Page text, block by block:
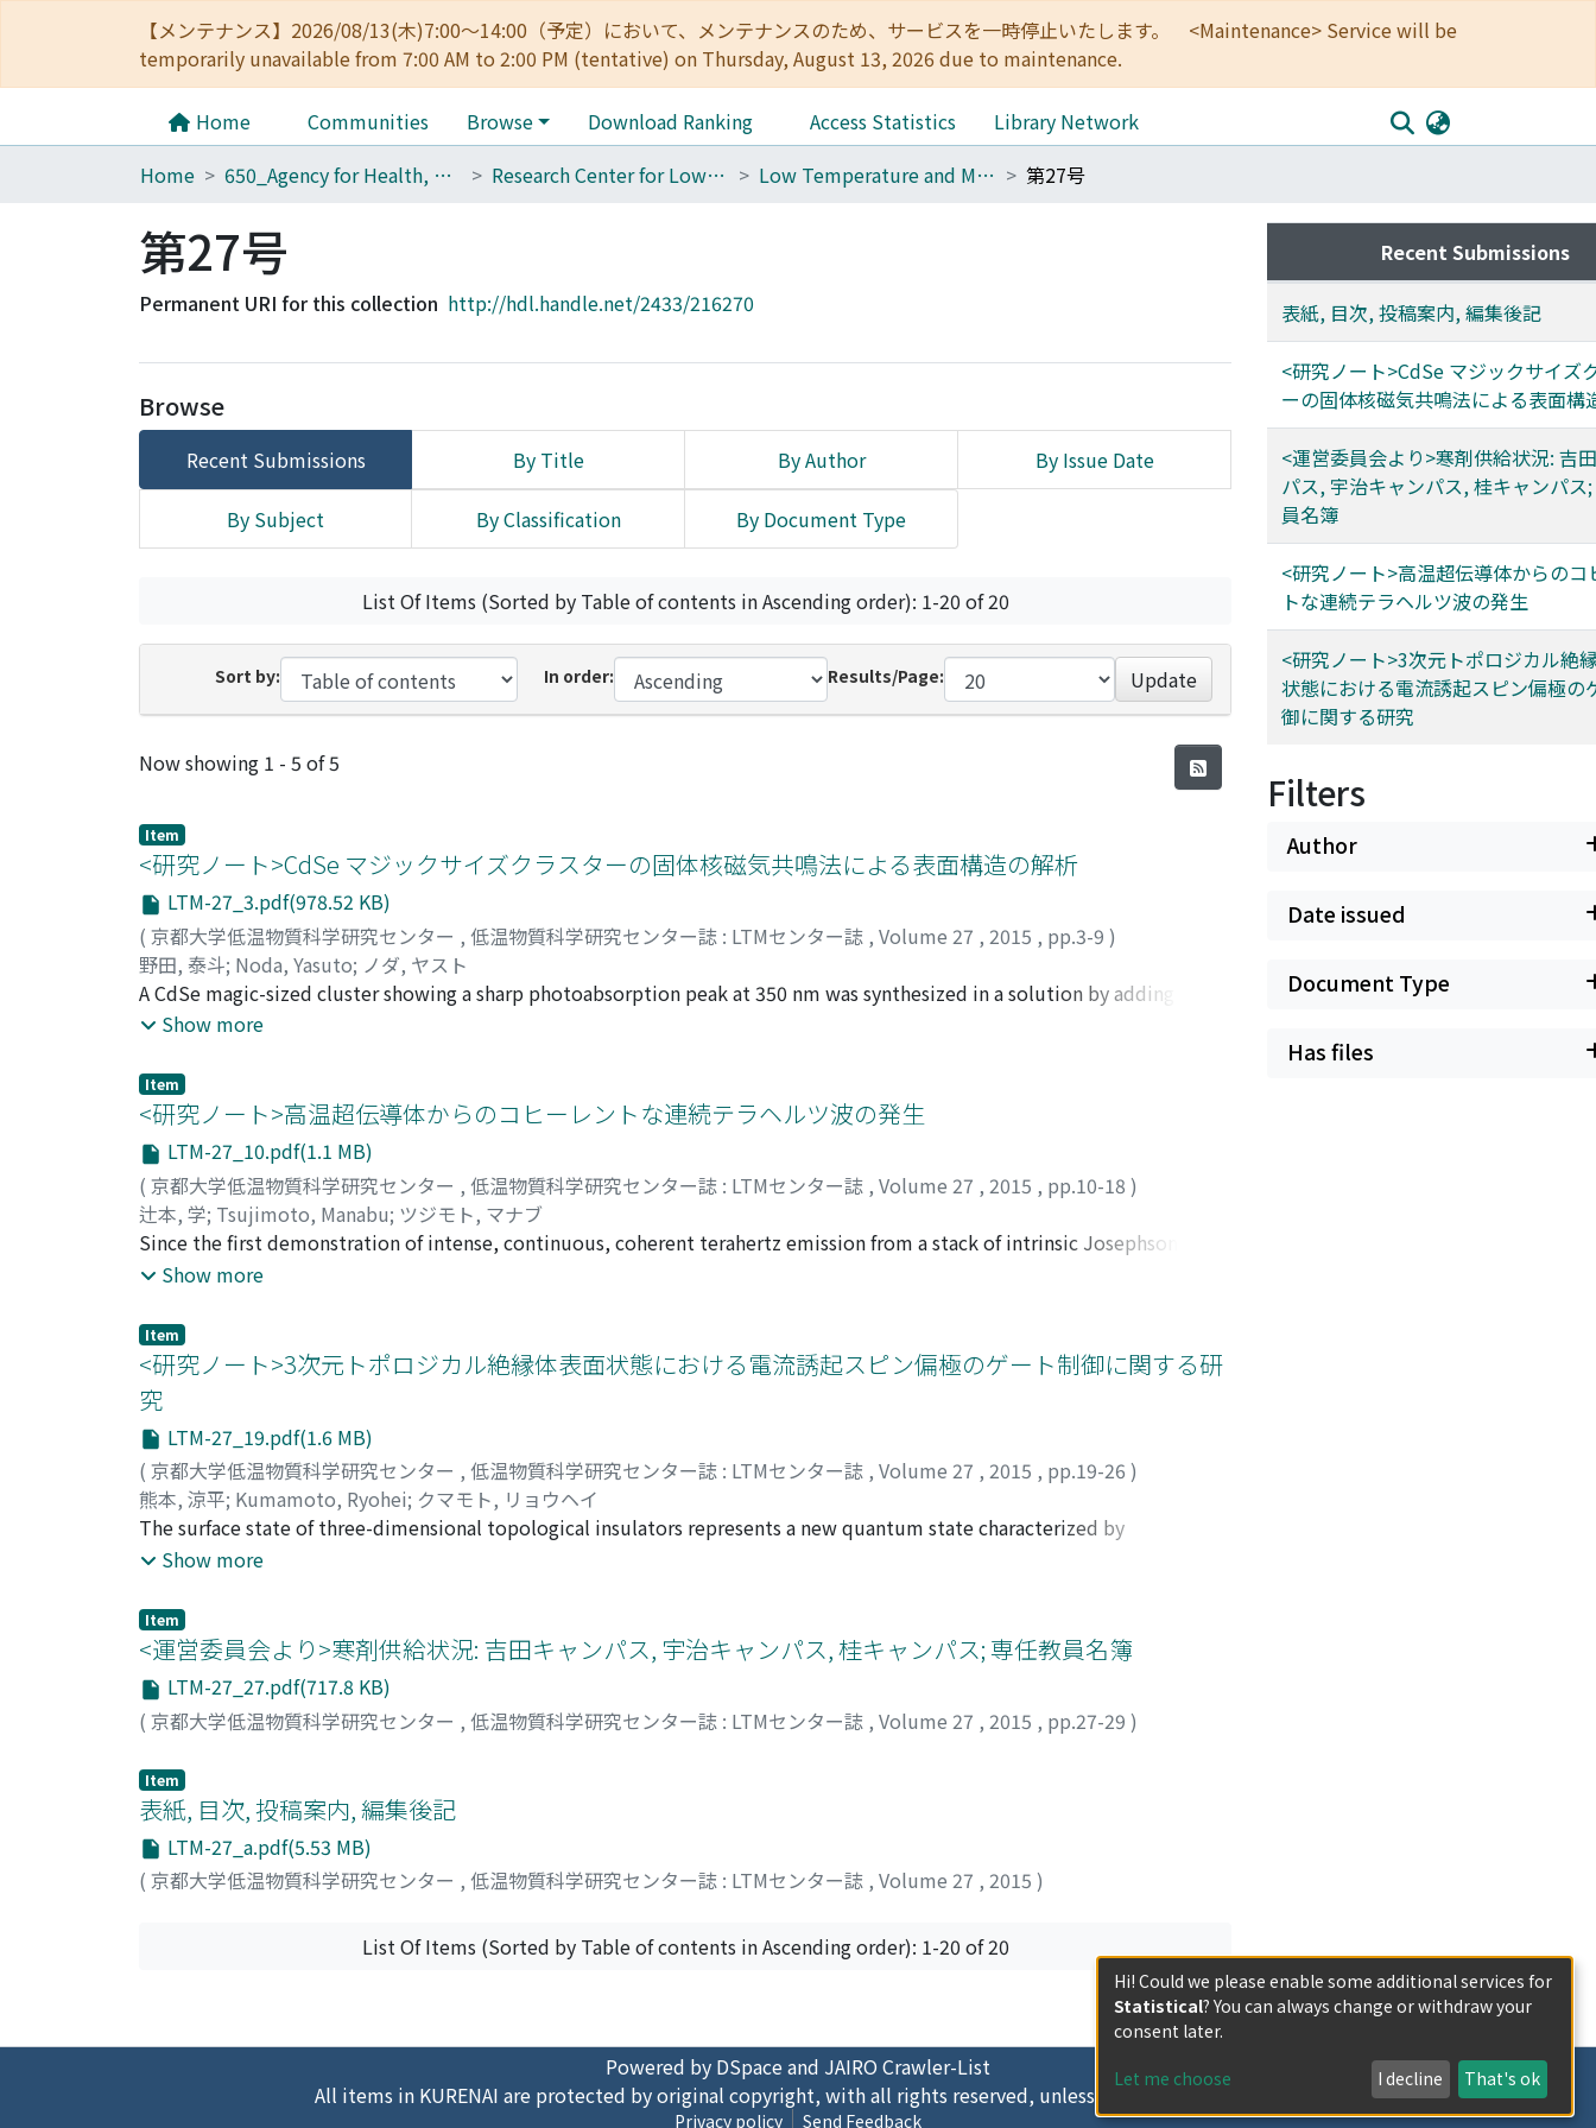
【メンテナンス】2026/08/13(木)7:00～14:00（予定）において、メンテナンスのため、サービスを一時停止いたします。 <Maintenance> Service will be
temporarily unavailable from 7:00 AM to 2:00 PM (tentative) on Thursday, August 13, 2026 due to maintenance.
Home Communities Browse Download Ranking Access Statistics
Library Network
Home
650_Agency for Health, Safety and Environment Research Center for Low Temperature and Materials Sciences Low Temperature and Materials Sciences (Kyoto University) 第27号
第27号
Permanent URI for this collection http://hdl.handle.net/2433/216270
Browse
Recent Submissions By Title By Author By Issue Date
By Subject By Classification By Document Type
List Of Items (Sorted by Table of contents in Ascending order): 1-20 of 20
Sort by: In order: Results/Page: Update
Recent Submissions
Now showing 1 - 5 of 5
Item
<研究ノート>CdSe マジックサイズクラスターの固体核磁気共鳴法による表面構造の解析
LTM-27_3.pdf(978.52 KB)
( 京都大学低温物質科学研究センター , 低温物質科学研究センター誌 : LTMセンター誌 , Volume 27 , 2015 , pp.3-9 )
野田, 泰斗; Noda, Yasuto; ノダ, ヤスト
A CdSe magic-sized cluster showing a sharp photoabsorption peak at 350 nm was synthesized in a solution by adding
octylamine into a (CdSe)[34] solution at low temperature. Solid-state NMR spectra of [113]Cd and [77]Se showed a single
indicate that the constituent atoms of the 1 nm CdSe nanoparticle locate on the surface, and the atomic arrangement
deforms from the bulk CdSe structure into an assembly consisting almost entirely of equivalent vertexes.
Show more
Item
<研究ノート>高温超伝導体からのコヒーレントな連続テラヘルツ波の発生
LTM-27_10.pdf(1.1 MB)
( 京都大学低温物質科学研究センター , 低温物質科学研究センター誌 : LTMセンター誌 , Volume 27 , 2015 , pp.10-18 )
辻本, 学; Tsujimoto, Manabu; ツジモト, マナブ
Since the first demonstration of intense, continuous, coherent terahertz emission from a stack of intrinsic Josephson
junctions (IJJs) in high transition temperature superconductor Bi[2]Sr[2]CaCu[2]O[8+δ], terahertz generation utilizing IJJ
reviews basic research on the superconducting IJJ terahertz sources. The author will present a couple of recent topics: For
example, direct imaging of local temperature distributions in the emitting IJJ stack using a fluorescent technique.
Show more
Item
<研究ノート>3次元トポロジカル絶縁体表面状態における電流誘起スピン偏極のゲート制御に関する研
究
LTM-27_19.pdf(1.6 MB)
( 京都大学低温物質科学研究センター , 低温物質科学研究センター誌 : LTMセンター誌 , Volume 27 , 2015 , pp.19-26 )
熊本, 涼平; Kumamoto, Ryohei; クマモト, リョウヘイ
The surface state of three-dimensional topological insulators represents a new quantum state characterized by
topologically protected metallic state. In the surface state of topological insulators, it is expected that the spin direction
locking, a charge current naturally induces spin polarization. Recently, we reported successful detection of the local
magnetoresistance due to the spin-momentum locking by using a ferromagnetic Ni[80]Fe[20](Py) film/a bulk-insulating
TI, Bi[1.5]Sb[0.5]Te[1.7]Se[1.3] (BSTS) interface. Here we report on gate-voltage manipulation of the local
magnetoresistance.
Show more
Item
<運営委員会より>寒剤供給状況: 吉田キャンパス, 宇治キャンパス, 桂キャンパス; 専任教員名簿
LTM-27_27.pdf(717.8 KB)
( 京都大学低温物質科学研究センター , 低温物質科学研究センター誌 : LTMセンター誌 , Volume 27 , 2015 , pp.27-29 )
Item
表紙, 目次, 投稿案内, 編集後記
LTM-27_a.pdf(5.53 MB)
( 京都大学低温物質科学研究センター , 低温物質科学研究センター誌 : LTMセンター誌 , Volume 27 , 2015 )
List Of Items (Sorted by Table of contents in Ascending order): 1-20 of 20
Recent Submissions
表紙, 目次, 投稿案内, 編集後記
<研究ノート>CdSe マジックサイズ
ーの固体核磁気共鳴法による表面構
<運営委員会より>寒剤供給状況: 吉
パス, 宇治キャンパス, 桂キャンパス
員名簿
<研究ノート>高温超伝導体からのコ
トな連続テラヘルツ波の発生
<研究ノート>3次元トポロジカル絶
状態における電流誘起スピン偏極の
御に関する研究
Filters
Author
Date issued
Document Type
Has files
Powered by DSpace and JAIRO Crawler-List
All items in KURENAI are protected by original copyright, with all rights reserved, unless otherwise indicated.
Privacy policy Send Feedback
Hi! Could we please enable some additional services for
Statistical? You can always change or withdraw your
consent later.
Let me choose I decline That's ok